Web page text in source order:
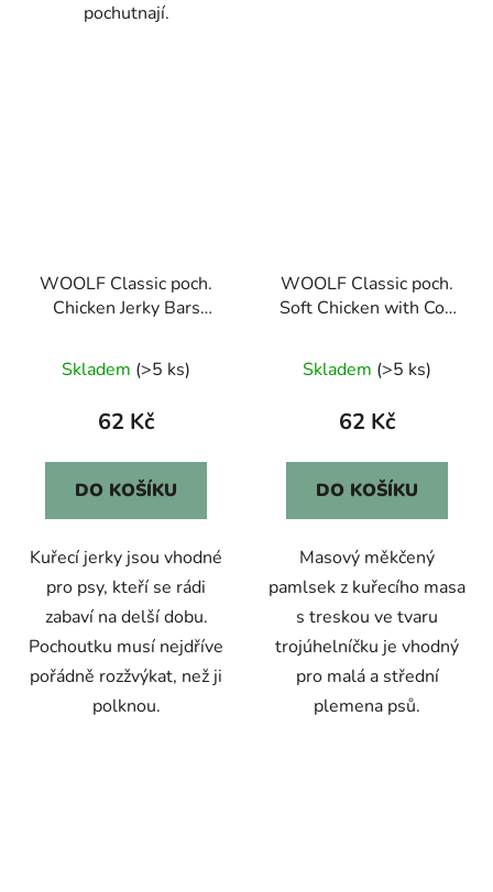
pochutnají.
WOOLF Classic poch.
Chicken Jerky Bars
Skladem (>5 ks)
62 Kč
DO KOŠÍKU
Kuřecí jerky jsou vhodné
pro psy, kteří se rádi
zabaví na delší dobu.
Pochoutku musí nejdříve
pořádně rozžvýkat, než ji
polknou.
WOOLF Classic poch.
Soft Chicken with Cod
Skladem (>5 ks)
62 Kč
DO KOŠÍKU
Masový měkčený
pamlsek z kuřecího masa
s treskou ve tvaru
trojúhelníčku je vhodný
pro malá a střední
plemena psů.